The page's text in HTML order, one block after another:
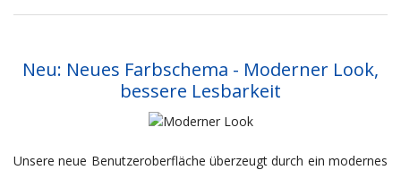
Neu: Neues Farbschema - Moderner Look,
bessere Lesbarkeit
Unsere neue Benutzeroberfläche überzeugt durch ein modernes